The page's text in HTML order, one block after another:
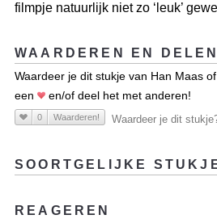
filmpje natuurlijk niet zo ‘leuk’
WAARDEREN EN DELEN
Waardeer je dit stukje van Han Maas
een
en/of deel het met anderen!
0 Waarderen! Waardeer je dit
SOORTGELIJKE
REAGEREN